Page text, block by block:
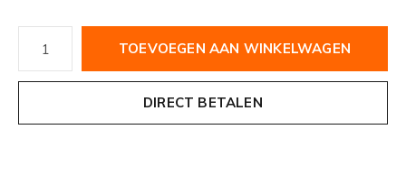
TOEVOEGEN AAN WINKELWAGEN
DIRECT BETALEN